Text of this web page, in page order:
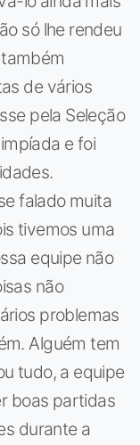
só lhe rendeu
de vários
pela Seleção
e foi
falado muita
tivemos uma
equipe não
não
problemas
Alguém tem
tudo, a equipe
boas partidas
durante a